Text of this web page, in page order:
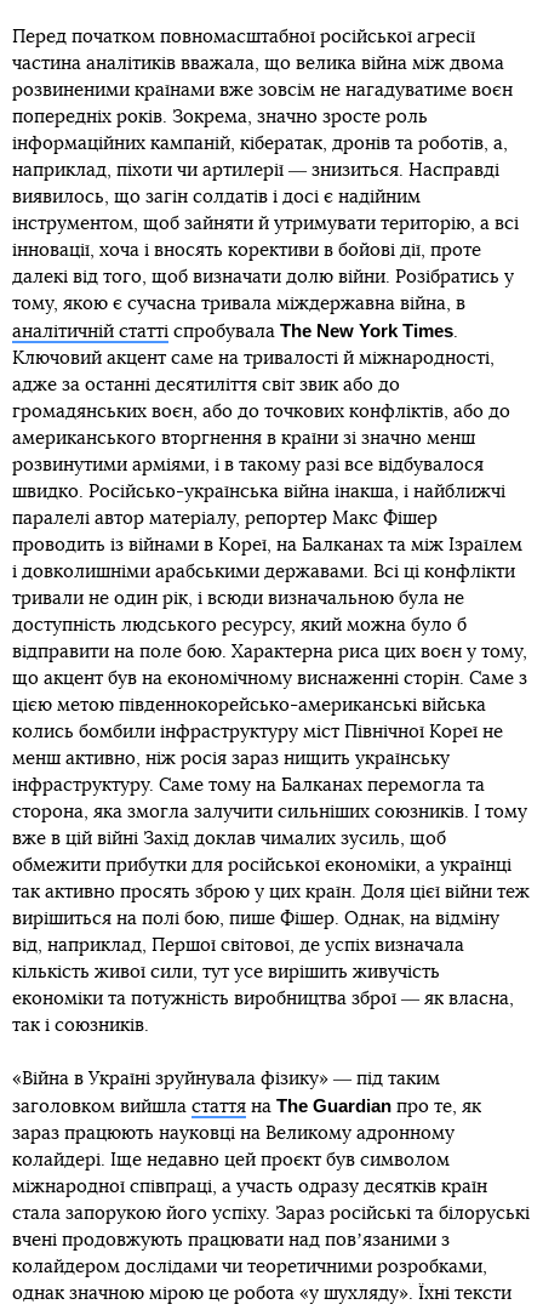
Перед початком повномасштабної російської агресії
частина аналітиків вважала, що велика війна між двома
розвиненими країнами вже зовсім не нагадуватиме воєн
попередніх років. Зокрема, значно зросте роль
інформаційних кампаній, кібератак, дронів та роботів, а,
наприклад, піхоти чи артилерії ― знизиться. Насправді
виявилось, що загін солдатів і досі є надійним
інструментом, щоб зайняти й утримувати територію, а всі
інновації, хоча і вносять корективи в бойові дії, проте
далекі від того, щоб визначати долю війни. Розібратись у
тому, якою є сучасна тривала міждержавна війна, в
аналітичній статті спробувала The New York Times.
Ключовий акцент саме на тривалості й міжнародності,
адже за останні десятиліття світ звик або до
громадянських воєн, або до точкових конфліктів, або до
американського вторгнення в країни зі значно менш
розвинутими арміями, і в такому разі все відбувалося
швидко. Російсько-українська війна інакша, і найближчі
паралелі автор матеріалу, репортер Макс Фішер
проводить із війнами в Кореї, на Балканах та між Ізраїлем
і довколишніми арабськими державами. Всі ці конфлікти
тривали не один рік, і всюди визначальною була не
доступність людського ресурсу, який можна було б
відправити на поле бою. Характерна риса цих воєн у тому,
що акцент був на економічному виснаженні сторін. Саме з
цією метою південнокорейсько-американські війська
колись бомбили інфраструктуру міст Північної Кореї не
менш активно, ніж росія зараз нищить українську
інфраструктуру. Саме тому на Балканах перемогла та
сторона, яка змогла залучити сильніших союзників. І тому
вже в цій війні Захід доклав чималих зусиль, щоб
обмежити прибутки для російської економіки, а українці
так активно просять зброю у цих країн. Доля цієї війни теж
вирішиться на полі бою, пише Фішер. Однак, на відміну
від, наприклад, Першої світової, де успіх визначала
кількість живої сили, тут усе вирішить живучість
економіки та потужність виробництва зброї ― як власна,
так і союзників.
«Війна в Україні зруйнувала фізику» ― під таким
заголовком вийшла стаття на The Guardian про те, як
зараз працюють науковці на Великому адронному
колайдері. Іще недавно цей проєкт був символом
міжнародної співпраці, а участь одразу десятків країн
стала запорукою його успіху. Зараз російські та білоруські
вчені продовжують працювати над повʼязаними з
колайдером дослідами чи теоретичними розробками,
однак значною мірою це робота «у шухляду». Їхні тексти